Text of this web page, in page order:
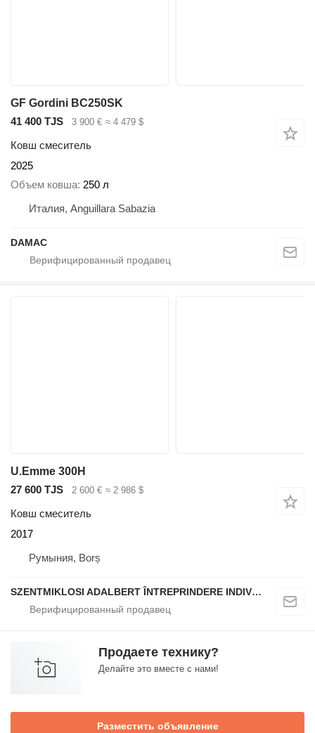
GF Gordini BC250SK
41 400 TJS
3 900 € ≈ 4 479 $
Ковш смеситель
2025
Объем ковша 250 л
Италия, Anguillara Sabazia
DAMAC
U.Emme 300H
27 600 TJS
2 600 € ≈ 2 986 $
Ковш смеситель
2017
Румыния, Borș
SZENTMIKLOSI ADALBERT ÎNTREPRINDERE INDIVIDUALĂ
Продаете технику?
Делайте это вместе с нами!
Разместить объявление